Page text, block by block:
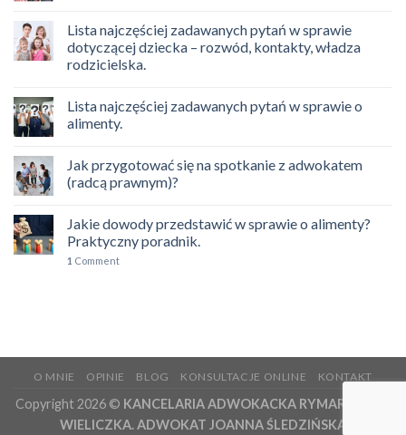
Lista najczęściej zadawanych pytań w sprawie
dotyczącej dziecka – rozwód, kontakty, władza
rodzicielska.
Lista najczęściej zadawanych pytań w sprawie o
alimenty.
Jak przygotować się na spotkanie z adwokatem
(radcą prawnym)?
Jakie dowody przedstawić w sprawie o alimenty?
Praktyczny poradnik.
1 Comment
O MNIE OPINIE BLOG KONSULTACJE ONLINE KONTAKT
Copyright 2026 © KANCELARIA ADWOKACKA RYMAROWICZ
WIELICZKA. ADWOKAT JOANNA ŚLEDZIŃSKA